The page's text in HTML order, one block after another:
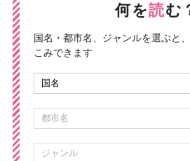
何を読む
国名・都市名、ジャンルを選ぶと
こみできます